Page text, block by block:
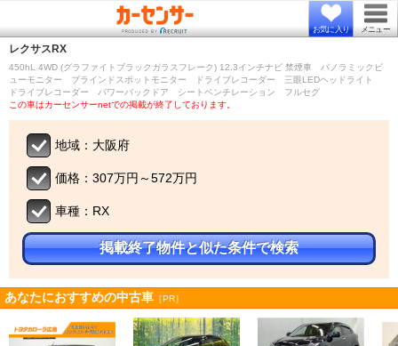
お気に入り メニュー
レクサス RX
450hL 4WD (グラファイトブラックガラスフレーク) 12.3インチナビ 禁煙車 パノラミックビ
ューモニター ブラインドスポットモニター ドライブレコーダー 三眼LEDヘッドライト
ドライブレコーダー パワーバックドア シートベンチレーション フルセグ
この車はカーセンサーnetでの掲載が終了しております。
地域：大阪府
価格：307万円～572万円
車種：RX
掲載終了物件と似た条件で検索
あなたにおすすめの中古車 ［PR］